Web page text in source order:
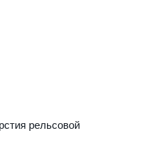
рельсовой